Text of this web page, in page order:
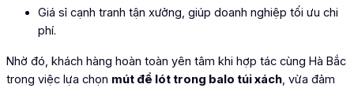
Giá sỉ cạnh tranh tận xưởng, giúp doanh nghiệp tối ưu chi
phí.
Nhờ đó, khách hàng hoàn toàn yên tâm khi hợp tác cùng Hà Bắc
trong việc lựa chọn mút để lót trong balo túi xách, vừa đảm